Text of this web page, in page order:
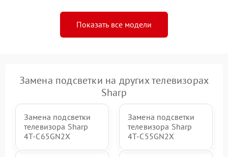
Показать все модели
Замена подсветки на других телевизорах
Sharp
Замена подсветки
телевизора Sharp
4T-C65GN2X
Замена подсветки
телевизора Sharp
4T-C55GN2X